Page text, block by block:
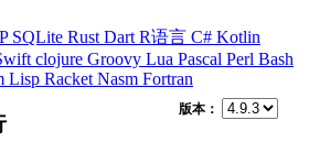
SQLite Rust Dart R语言 C# Kotlin
clojure Groovy Lua Pascal Perl Bash
Lisp Racket Nasm Fortran
版本：